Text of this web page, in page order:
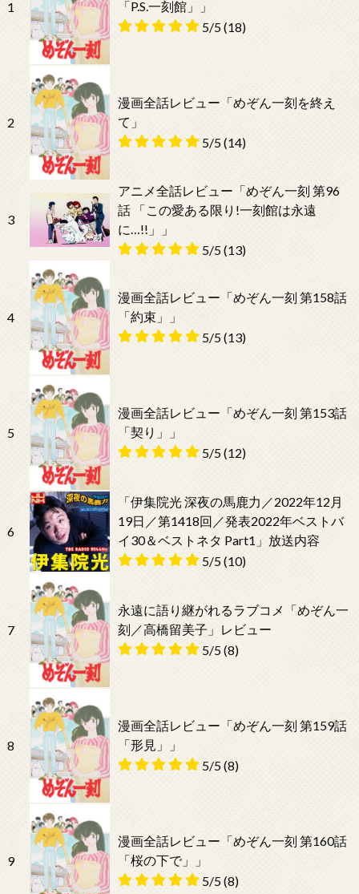
1
「P.S.一刻館」」
5/5(18)
2
漫画全話レビュー「めぞん一刻を終え
て」
5/5(14)
3
アニメ全話レビュー「めぞん一刻 第96
話 「この愛ある限り!一刻館は永遠
に…!!」」
5/5(13)
4
漫画全話レビュー「めぞん一刻 第158話
「約束」」
5/5(13)
5
漫画全話レビュー「めぞん一刻 第153話
「契り」」
5/5(12)
6
「伊集院光 深夜の馬鹿力／2022年12月
19日／第1418回／発表2022年ベストバ
イ30＆ベストネタ Part1」放送内容
5/5(10)
7
永遠に語り継がれるラブコメ「めぞん一
刻／高橋留美子」レビュー
5/5(8)
8
漫画全話レビュー「めぞん一刻 第159話
「形見」」
5/5(8)
9
漫画全話レビュー「めぞん一刻 第160話
「桜の下で」」
5/5(8)